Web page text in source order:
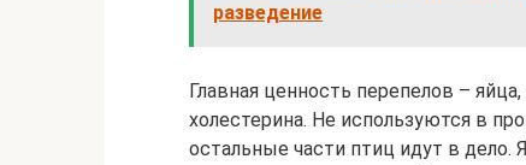
разведение
Главная ценность перепелов –
холестерина. Не используются в
остальные части птиц идут в дело.